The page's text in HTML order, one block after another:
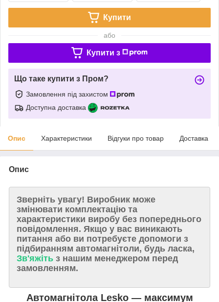
Купити
або
Купити з
Що таке купити з Пром?
Замовлення під захистом
Доступна доставка
Опис Характеристики Відгуки про товар Доставка
Опис
Зверніть увагу! Виробник може
змінювати комплектацію та
характеристики виробу без попереднього
повідомлення. Якщо у вас виникають
питання або ви потребуєте допомоги з
підбиранням автомагнітоли, будь ласка,
Зв'яжіть з нашим менеджером перед
замовленням.
Автомагнітола Lesko — максимум